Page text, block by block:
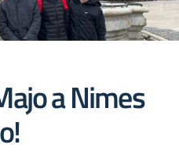
a Nimes